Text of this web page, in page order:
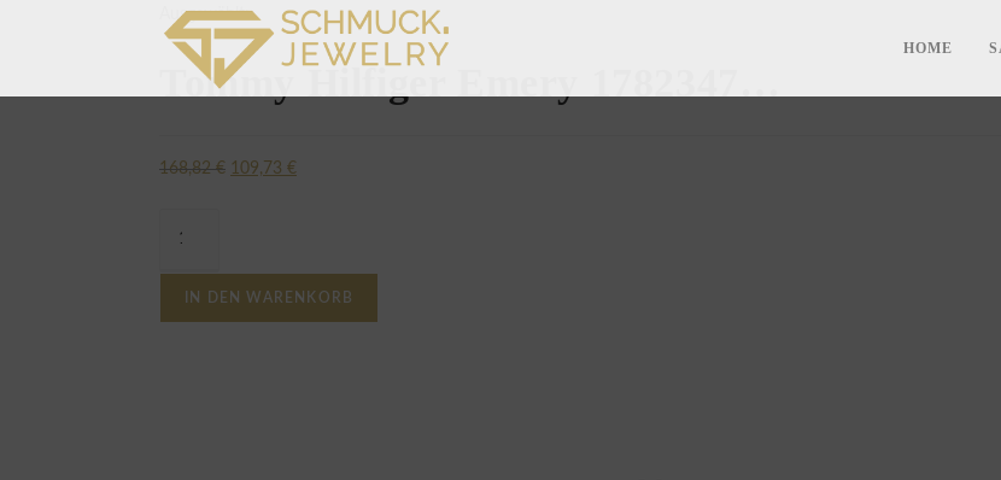
HOME
Ausgewählt:
Tommy Hilfiger Emery 1782347…
168,82€ 109,73 €
IN DEN WARENKORB